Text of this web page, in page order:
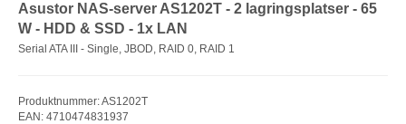
Asustor NAS-server AS1202T - 2 lagringsplatser - 65
W - HDD & SSD - 1x LAN
Serial ATA III - Single, JBOD, RAID 0, RAID 1
Produktnummer: AS1202T
EAN: 4710474831937